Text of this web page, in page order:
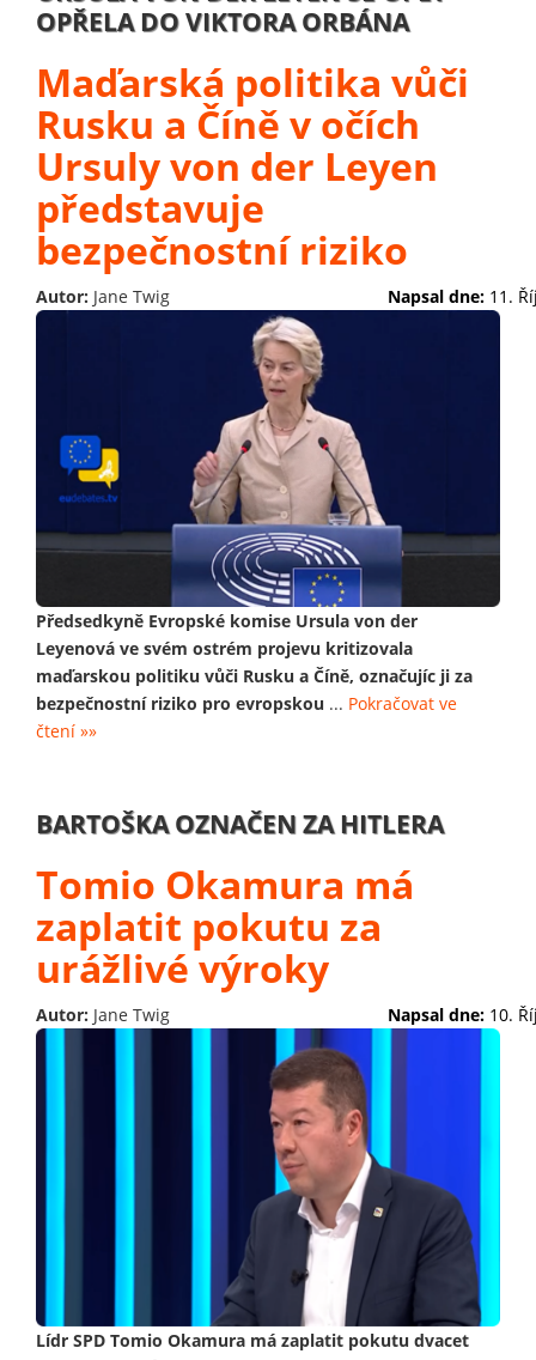
OPŘELA DO VIKTORA ORBÁNA
Maďarská politika vůči
Rusku a Číně v očích
Ursuly von der Leyen
představuje
bezpečnostní riziko
Autor: Jane Twig Napsal dne: 11.
Předsedkyně Evropské komise Ursula von der
Leyenová ve svém ostrém projevu kritizovala
maďarskou politiku vůči Rusku a Číně, označujíc ji za
bezpečnostní riziko pro evropskou ... Pokračovat ve
čtení »»
BARTOŠKA OZNAČEN ZA HITLERA
Tomio Okamura má
zaplatit pokutu za
urážlivé výroky
Autor: Jane Twig Napsal dne: 10.
Lídr SPD Tomio Okamura má zaplatit pokutu dvacet